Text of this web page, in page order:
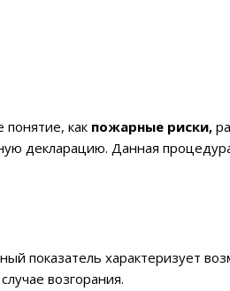
понятие, как пожарные риски,
декларацию. Данная
показатель характеризует
возгорания.